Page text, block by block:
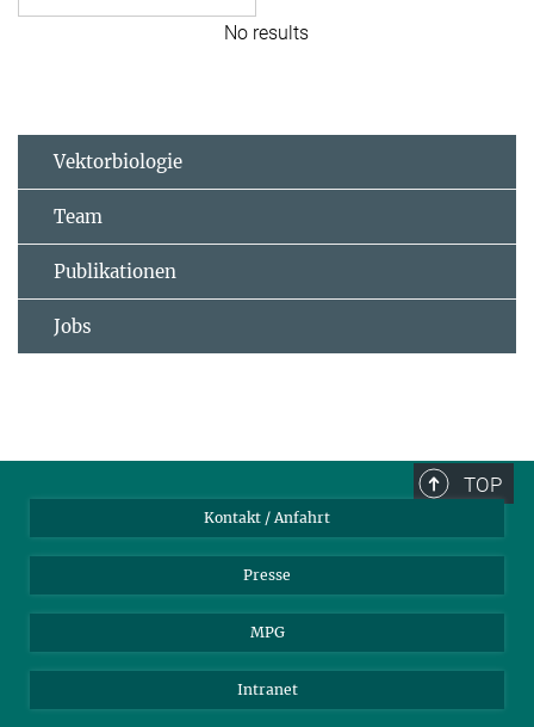
No results
Vektorbiologie
Team
Publikationen
Jobs
TOP
Kontakt / Anfahrt
Presse
MPG
Intranet